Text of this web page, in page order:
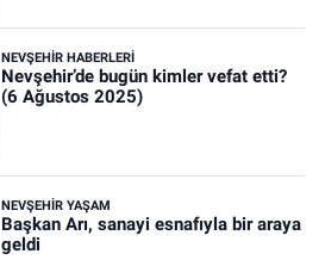
NEVŞEHIR HABERLERI
Nevşehir’de bugün kimler vefat etti?
(6 Ağustos 2025)
NEVŞEHIR YAŞAM
Başkan Arı, sanayi esnafıyla bir araya
geldi